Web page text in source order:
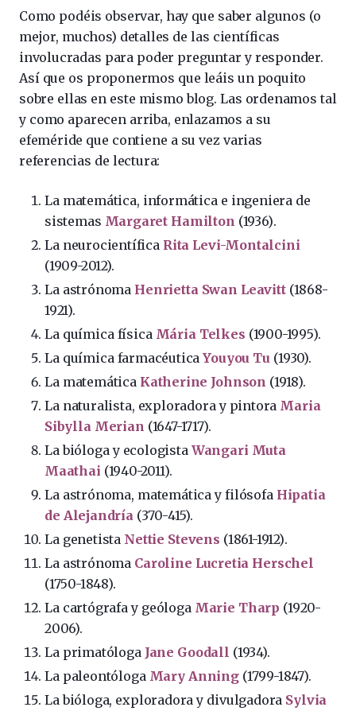
Como podéis observar, hay que saber algunos (o
mejor, muchos) detalles de las científicas
involucradas para poder preguntar y responder.
Así que os proponermos que leáis un poquito
sobre ellas en este mismo blog. Las ordenamos tal
y como aparecen arriba, enlazamos a su
efeméride que contiene a su vez varias
referencias de lectura:
La matemática, informática e ingeniera de
sistemas Margaret Hamilton (1936).
La neurocientífica Rita Levi-Montalcini
(1909-2012).
La astrónoma Henrietta Swan Leavitt(1868-
1921).
La química física Mária Telkes (1900-1995).
La química farmacéuticaYouyou Tu (1930).
La matemática Katherine Johnson (1918).
La naturalista, exploradora y pintora Maria
Sibylla Merian (1647-1717).
La bióloga y ecologista Wangari Muta
Maathai (1940-2011).
La astrónoma, matemática y filósofa Hipatia
de Alejandría (370-415).
La genetista Nettie Stevens (1861-1912).
La astrónoma Caroline Lucretia Herschel
(1750-1848).
La cartógrafa y geóloga Marie Tharp (1920-
2006).
La primatóloga Jane Goodall (1934).
La paleontóloga Mary Anning(1799-1847).
La bióloga, exploradora y divulgadora Sylvia